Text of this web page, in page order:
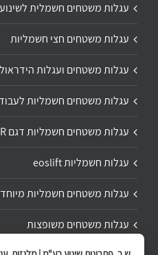
עגלות משטחים חשמלית לשינוע
עגלות משטחים חצי חשמליות
עגלות משטחים ועגלות
עגלות משטחים חשמליות
עגלות משטחים חשמליות דגם R
עגלות חשמליות eoslift
עגלות משטחים חשמליות
עגלות משטחים משופצות